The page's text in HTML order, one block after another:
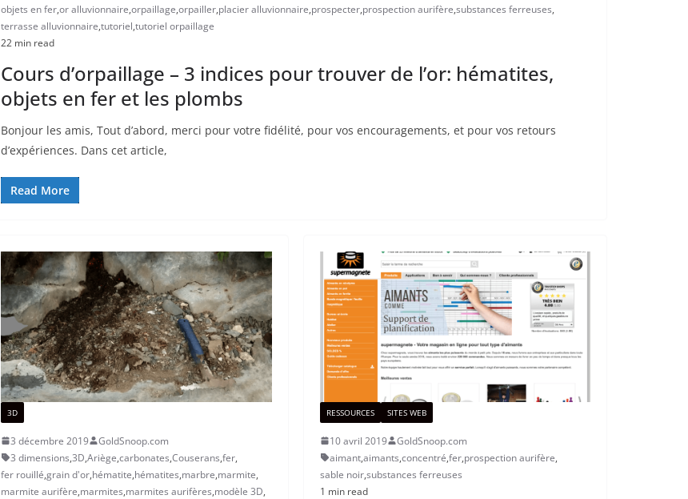
objets en fer,or alluvionnaire,orpaillage,orpailler,placier alluvionnaire,prospecter,prospection aurifère,substances ferreuses,
terrasse alluvionnaire,tutoriel,tutoriel orpaillage
22 min read
Cours d’orpaillage – 3 indices pour trouver de l’or: hématites,
objets en fer et les plombs
Bonjour les amis, Tout d’abord, merci pour votre fidélité, pour vos encouragements, et pour vos retours
d’expériences. Dans cet article,
Read More
3D
3 décembre 2019
GoldSnoop.com
3 dimensions,3D,Ariège,carbonates,Couserans,fer,
fer rouillé,grain d'or,hématite,hématites,marbre,marmite,
marmite aurifère,marmites,marmites aurifères,modèle 3D,
RESSOURCES SITES WEB
10 avril 2019
GoldSnoop.com
aimant,aimants,concentré,fer,prospection aurifère,
sable noir,substances ferreuses
1 min read